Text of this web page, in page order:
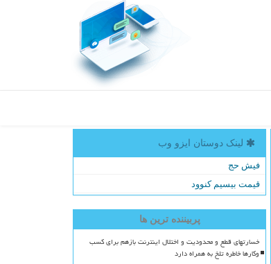
لینک دوستان ایزو وب
فیش حج
قیمت بیسیم کنوود
پربیننده ترین ها
خسارتهای قطع و محدودیت و اختلال اینترنت بازهم برای کسب
وکارها خاطره تلخ به همراه دارد